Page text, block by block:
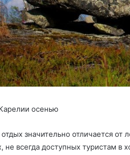
осенью
значительно отличается
не всегда доступных туристам